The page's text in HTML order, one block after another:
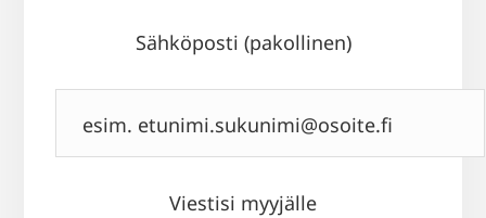
Sähköposti (pakollinen)
Viestisi myyjälle